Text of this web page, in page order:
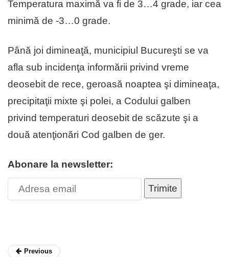
Temperatura maximă va fi de 3…4 grade, iar cea
minimă de -3…0 grade.
Până joi dimineaţă, municipiul Bucureşti se va
afla sub incidenţa informării privind vreme
deosebit de rece, geroasă noaptea şi dimineaţa,
precipitaţii mixte şi polei, a Codului galben
privind temperaturi deosebit de scăzute şi a
două atenţionări Cod galben de ger.
Abonare la newsletter:
Trimite
Previous